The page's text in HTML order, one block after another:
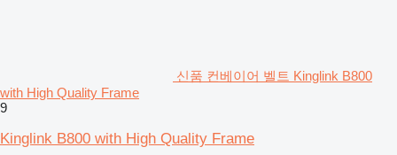
신품 컨베이어 벨트 Kinglink B800
with High Quality Frame
9
Kinglink B800 with High Quality Frame